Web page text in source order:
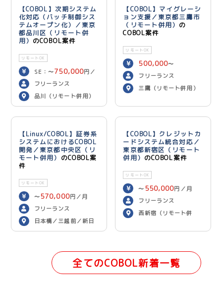
【COBOL】次期システム
化対応（バッチ制御シス
テムオープン化）／東京
都品川区（リモート併
用） のCOBOL案件
リモートOK
SE：〜750,000円／
月 PG：〜700,000
／月
フリーランス
品川（リモート併用）
【COBOL】マイグレーシ
ョン支援／東京都三鷹市
（リモート併用） の
COBOL案件
リモートOK
500,000〜
600,000 円／月
フリーランス
三鷹（リモート併用）
【Linux/COBOL】証券系
システムにおけるCOBOL
開発／東京都中央区（リ
モート併用） のCOBOL案
件
リモートOK
〜 570,000円／月
フリーランス
日本橋／三越前／新日
本橋（リモート併用）
【COBOL】クレジットカ
ードシステム統合対応／
東京都新宿区（リモート
併用） のCOBOL案件
リモートOK
〜 550,000円／月
フリーランス
西新宿（リモート併
全てのCOBOL新着一覧